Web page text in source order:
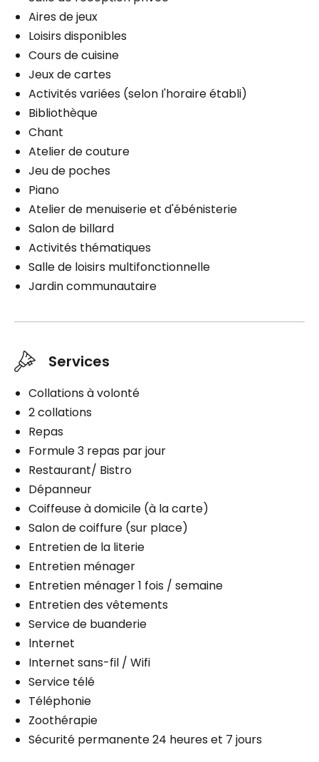
Planifier une visite
Aide au lever
Aide au coucher
Aide aux déplacements
Aide pour incontinence urinaire
Aide pour incontinence fécale
Planifier une visite
Administration des médicaments
Aide à l'alimentation
Aide à l'habillement
Aide au bain
Hygiène quotidienne
Aide au lever
Aide au coucher
Aide aux déplacements
Aide pour incontinence urinaire
Aide pour incontinence fécale
Planifier une visite
Aires de jeux
Loisirs disponibles
Cours de cuisine
Jeux de cartes
Activités variées (selon I'horaire établi)
Bibliothèque
Chant
Atelier de couture
Jeu de poches
Piano
Atelier de menuiserie et d'ébénisterie
Salon de billard
Activités thématiques
Salle de loisirs multifonctionnelle
Jardin communautaire
Services
Collations à volonté
2 collations
Repas
Formule 3 repas par jour
Restaurant/ Bistro
Dépanneur
Coiffeuse à domicile (à la carte)
Salon de coiffure (sur place)
Entretien de la literie
Entretien ménager
Entretien ménager 1 fois / semaine
Entretien des vêtements
Service de buanderie
lnternet
Internet sans-fil / Wifi
Service télé
Téléphonie
Zoothérapie
Sécurité permanente 24 heures et 7 jours